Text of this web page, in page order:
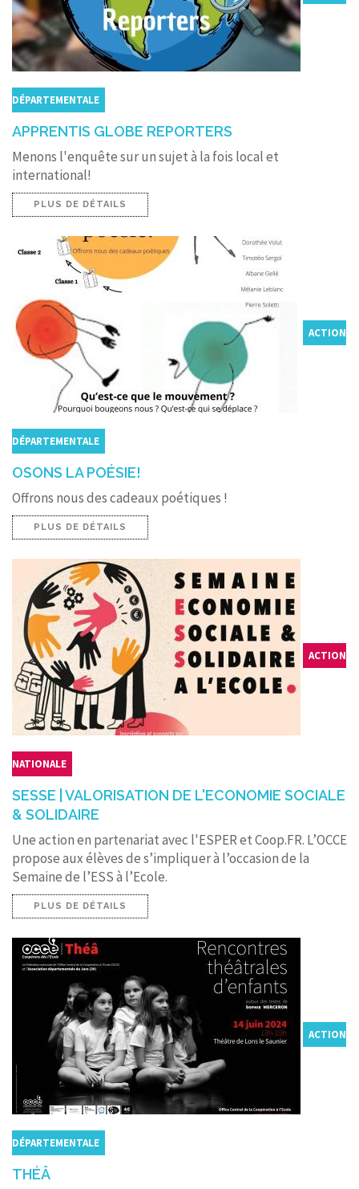
DÉPARTEMENTALE
APPRENTIS GLOBE REPORTERS
Menons l'enquête sur un sujet à la fois local et
international!
PLUS DE DÉTAILS
ACTION
DÉPARTEMENTALE
OSONS LA POÉSIE!
Offrons nous des cadeaux poétiques !
PLUS DE DÉTAILS
ACTION
NATIONALE
SESSE | VALORISATION DE L'ECONOMIE SOCIALE
& SOLIDAIRE
Une action en partenariat avec l'ESPER et Coop.FR. L’OCCE
propose aux élèves de s’impliquer à l’occasion de la
Semaine de l’ESS à l’Ecole.
PLUS DE DÉTAILS
ACTION
DÉPARTEMENTALE
THÉÂ